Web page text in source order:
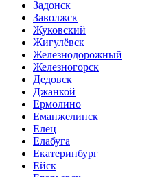
Задонск
Заволжск
Жуковский
Жигулёвск
Железнодорожный
Железногорск
Дедовск
Джанкой
Ермолино
Еманжелинск
Елец
Елабуга
Екатеринбург
Ейск